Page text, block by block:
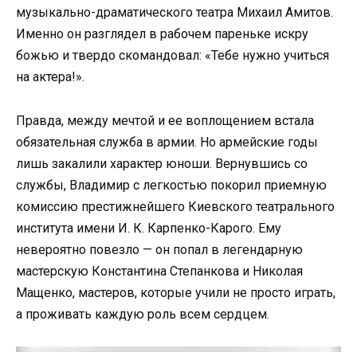
музыкально-драматического театра Михаил Амитов.
Именно он разглядел в рабочем пареньке искру
божью и твердо скомандовал: «Тебе нужно учиться
на актера!».
Правда, между мечтой и ее воплощением встала
обязательная служба в армии. Но армейские годы
лишь закалили характер юноши. Вернувшись со
службы, Владимир с легкостью покорил приемную
комиссию престижнейшего Киевского театрального
института имени И. К. Карпенко-Карого. Ему
невероятно повезло — он попал в легендарную
мастерскую Константина Степанкова и Николая
Мащенко, мастеров, которые учили не просто играть,
а проживать каждую роль всем сердцем.